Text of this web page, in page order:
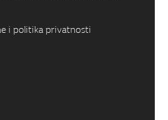
i politika privatnosti